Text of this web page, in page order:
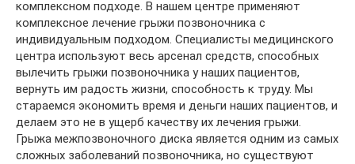
комплексном подходе. В нашем центре применяют
комплексное лечение грыжи позвоночника с
индивидуальным подходом. Специалисты медицинского
центра используют весь арсенал средств, способных
вылечить грыжи позвоночника у наших пациентов,
вернуть им радость жизни, способность к труду. Мы
стараемся экономить время и деньги наших пациентов, и
делаем это не в ущерб качеству их лечения грыжи.
Грыжа межпозвоночного диска является одним из самых
сложных заболеваний позвоночника, но существуют